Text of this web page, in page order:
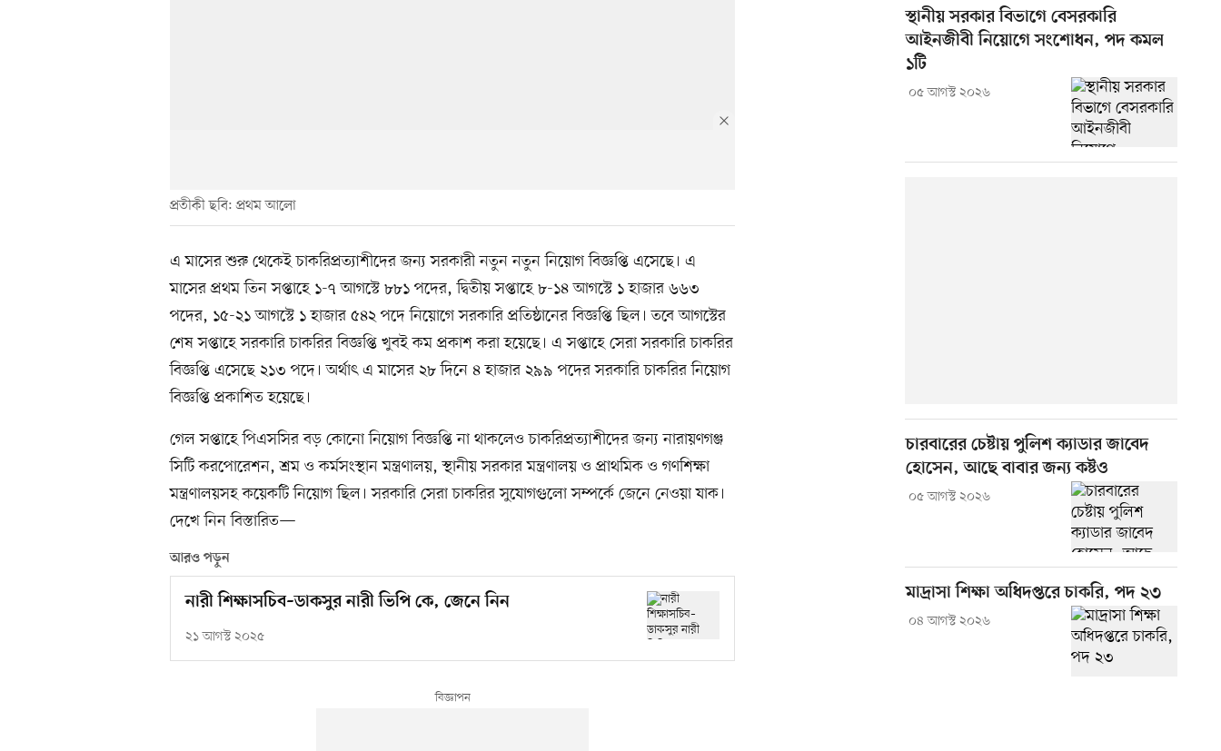
প্রতীকী ছবি: প্রথম আলো
এ মাসের শুরু থেকেই চাকরিপ্রত্যাশীদের জন্য সরকারী নতুন নতুন নিয়োগ বিজ্ঞপ্তি এসেছে। এ
মাসের প্রথম তিন সপ্তাহে ১-৭ আগস্টে ৮৮১ পদের, দ্বিতীয় সপ্তাহে ৮-১৪ আগস্টে ১ হাজার ৬৬৩
পদের, ১৫-২১ আগস্টে ১ হাজার ৫৪২ পদে নিয়োগে সরকারি প্রতিষ্ঠানের বিজ্ঞপ্তি ছিল। তবে আগস্টের
শেষ সপ্তাহে সরকারি চাকরির বিজ্ঞপ্তি খুবই কম প্রকাশ করা হয়েছে। এ সপ্তাহে সেরা সরকারি চাকরির
বিজ্ঞপ্তি এসেছে ২১৩ পদে। অর্থাৎ এ মাসের ২৮ দিনে ৪ হাজার ২৯৯ পদের সরকারি চাকরির নিয়োগ
বিজ্ঞপ্তি প্রকাশিত হয়েছে।
গেল সপ্তাহে পিএসসির বড় কোনো নিয়োগ বিজ্ঞপ্তি না থাকলেও চাকরিপ্রত্যাশীদের জন্য নারায়ণগঞ্জ
সিটি করপোরেশন, শ্রম ও কর্মসংস্থান মন্ত্রণালয়, স্থানীয় সরকার মন্ত্রণালয় ও প্রাথমিক ও গণশিক্ষা
মন্ত্রণালয়সহ কয়েকটি নিয়োগ ছিল। সরকারি সেরা চাকরির সুযোগগুলো সম্পর্কে জেনে নেওয়া যাক।
দেখে নিন বিস্তারিত—
আরও পড়ুন
নারী শিক্ষাসচিব–ডাকসুর নারী ভিপি কে, জেনে নিন
২১ আগস্ট ২০২৫
স্থানীয় সরকার বিভাগে বেসরকারি
আইনজীবী নিয়োগে সংশোধন, পদ কমল
১টি
০৫ আগস্ট ২০২৬
চারবারের চেষ্টায় পুলিশ ক্যাডার জাবেদ
হোসেন, আছে বাবার জন্য কষ্টও
০৫ আগস্ট ২০২৬
মাদ্রাসা শিক্ষা অধিদপ্তরে চাকরি, পদ ২৩
০৪ আগস্ট ২০২৬